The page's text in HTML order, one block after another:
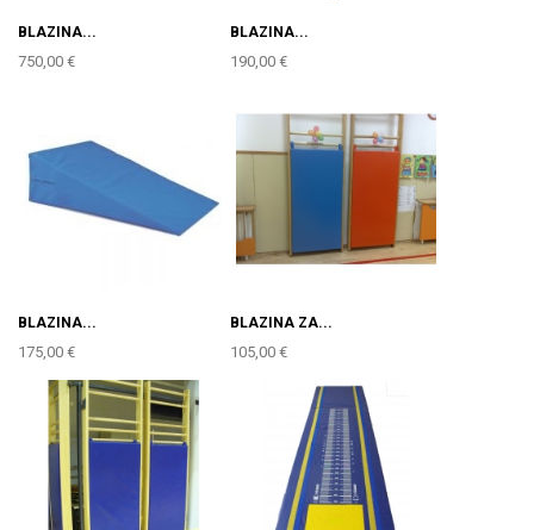
BLAZINA...
750,00 €
BLAZINA...
190,00 €
BLAZINA...
175,00 €
BLAZINA ZA...
105,00 €